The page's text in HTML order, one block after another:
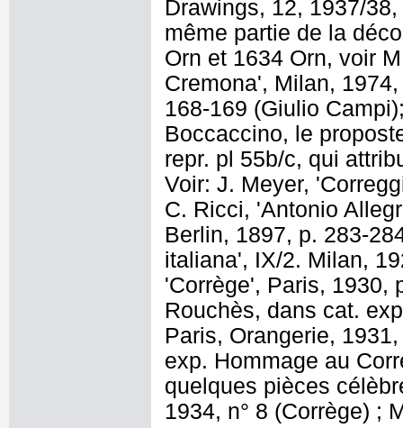
Drawings, 12, 1937/
même partie de la
Orn et 1634 Orn, voir
Cremona', Milan,
168-169 (Giulio
Boccaccino, le
repr. pl 55b/c, qui
Voir: J. Meyer,
C. Ricci, 'Antonio
Berlin, 1897, p. 283-
italiana', IX/2. Milan,
'Corrège', Paris, 1930,
Rouchès, dans cat.
Paris, Orangerie,
exp. Hommage au
quelques pièces
1934, n° 8 (Corrège) ;